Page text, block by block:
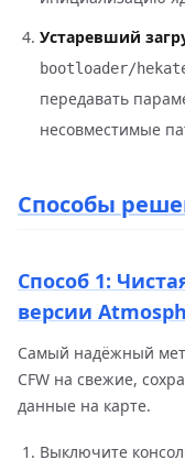
Устаревший
bootloader/
передавать
несовместимые
Способы
Способ 1:
версии
Самый надёжный
CFW на свежие,
данные на карте.
Выключите